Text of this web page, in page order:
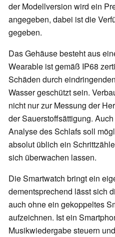
der Modellversion wird ein
angegeben, dabei ist die
gegeben.
Das Gehäuse besteht aus
Wearable ist gemäß IP68
Schäden durch
Wasser geschützt sein.
nicht nur zur Messung der
der Sauerstoffsättigung.
Analyse des Schlafs soll
absolut üblich ein
sich überwachen lassen.
Die Smartwatch bringt ein
dementsprechend lässt sich
auch ohne ein gekoppeltes
aufzeichnen. Ist ein
Musikwiedergabe steuern